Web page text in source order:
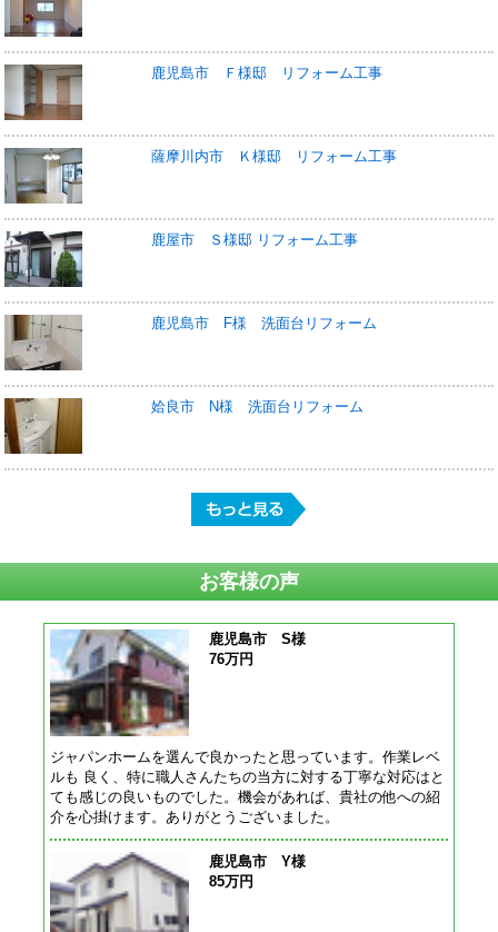
鹿児島市 Ｆ様邸 リフォーム工事
薩摩川内市 Ｋ様邸 リフォーム工事
鹿屋市 Ｓ様邸 リフォーム工事
鹿児島市 F様 洗面台リフォーム
姶良市 N様 洗面台リフォーム
お客様の声
鹿児島市 S様
76万円
ジャパンホームを選んで良かったと思っています。作業レベ
ルも 良く、特に職人さんたちの当方に対する丁寧な対応はと
ても感じの良いものでした。機会があれば、貴社の他への紹
介を心掛けます。ありがとうございました。
鹿児島市 Y様
85万円